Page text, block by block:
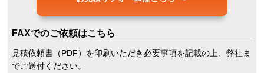
FAXでのご依頼はこちら
見積依頼書（PDF）を印刷いただき必要事項を記載の上、弊社ま
でご送付ください。